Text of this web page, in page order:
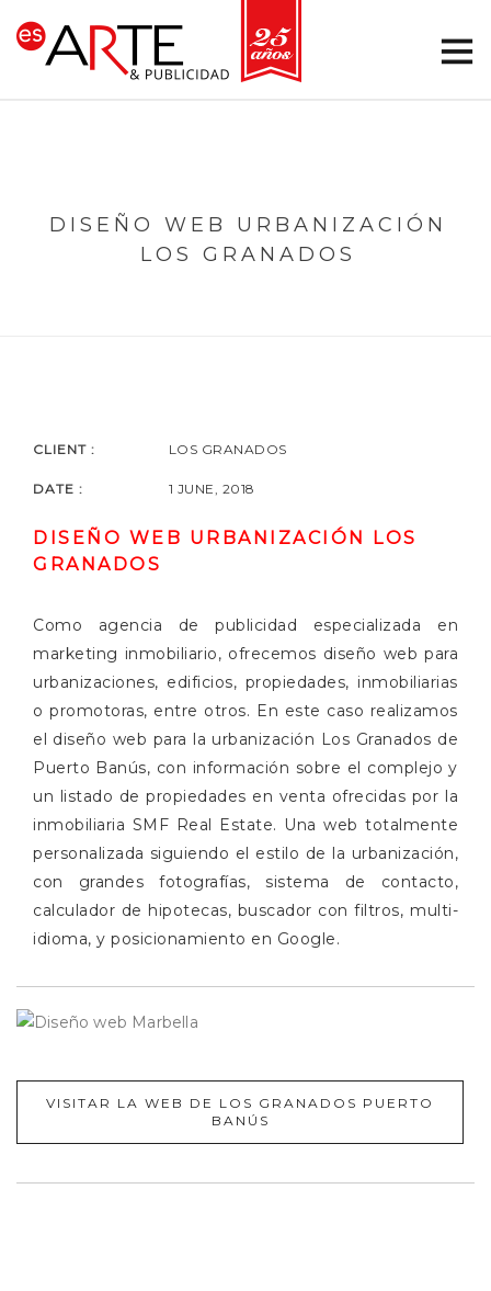
DISEÑO WEB URBANIZACIÓN
LOS GRANADOS
CLIENT : LOS GRANADOS
DATE : 1 JUNE, 2018
DISEÑO WEB URBANIZACIÓN LOS
GRANADOS
Como agencia de publicidad especializada en
marketing inmobiliario, ofrecemos diseño web para
urbanizaciones, edificios, propiedades, inmobiliarias
o promotoras, entre otros. En este caso realizamos
el diseño web para la urbanización Los Granados de
Puerto Banús, con información sobre el complejo y
un listado de propiedades en venta ofrecidas por la
inmobiliaria SMF Real Estate. Una web totalmente
personalizada siguiendo el estilo de la urbanización,
con grandes fotografías, sistema de contacto,
calculador de hipotecas, buscador con filtros, multi-
idioma, y posicionamiento en Google.
VISITAR LA WEB DE LOS GRANADOS PUERTO
BANÚS